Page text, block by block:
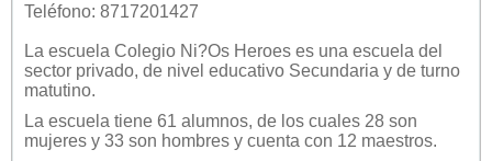
Teléfono: 8717201427
La escuela Colegio Ni?os Heroes es una escuela del
sector privado, de nivel educativo Secundaria y de turno
matutino.
La escuela tiene 61 alumnos, de los cuales 28 son
mujeres y 33 son hombres y cuenta con 12 maestros.